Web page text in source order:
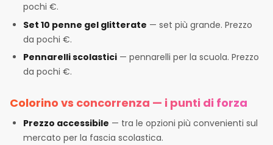
pochi €.
Set 10 penne gel glitterate — set più grande. Prezzo
da pochi €.
Pennarelli scolastici — pennarelli per la scuola. Prezzo
da pochi €.
Colorino vs concorrenza — i punti di forza
Prezzo accessibile — tra le opzioni più convenienti sul
mercato per la fascia scolastica.